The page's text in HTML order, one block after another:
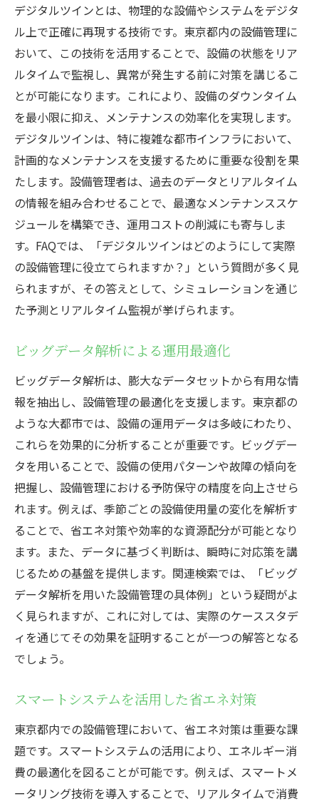
多様なニーズに応えるカスタマイズサービ
ス
変化に対応する組織体制の構築
柔軟な労働時間管理の取り組み
外部環境の変化に応じた戦略見直し
クライアントとの密な連携の実現
プロが教える東京都内の設備管理で押さえるべ
きポイント
効率的な巡回ルートの設定方法
日常メンテナンスの重要性とその手法
緊急時対応マニュアルの整備
資材管理と在庫管理の最適化
定期的な設備点検の運用プロセス
東京都内の設備管理の未来を拓く技術革新
5G技術によるリアルタイムデータ活用
自動化技術がもたらす作業効率の向上
エネルギー管理システムの進化と展望
次世代センサー技術の可能性
サイバーセキュリティ対策の強化
持続可能な設備管理へのアプローチ
東京都の設備管理路線で成果を出すための具体
策
戦略的な設備投資による長期的な効果
プロジェクトマネジメントの実践例
効率的なリソース配分の方法
データドリブンな意思決定の導入
デジタルツインとは、物理的な設備やシステムをデジタ
ル上で正確に再現する技術です。東京都内の設備管理に
おいて、この技術を活用することで、設備の状態をリア
ルタイムで監視し、異常が発生する前に対策を講じるこ
とが可能になります。これにより、設備のダウンタイム
を最小限に抑え、メンテナンスの効率化を実現します。
デジタルツインは、特に複雑な都市インフラにおいて、
計画的なメンテナンスを支援するために重要な役割を果
たします。設備管理者は、過去のデータとリアルタイム
の情報を組み合わせることで、最適なメンテナンススケ
ジュールを構築でき、運用コストの削減にも寄与しま
す。FAQでは、「デジタルツインはどのようにして実際
の設備管理に役立てられますか？」という質問が多く見
られますが、その答えとして、シミュレーションを通じ
た予測とリアルタイム監視が挙げられます。
ビッグデータ解析による運用最適化
ビッグデータ解析は、膨大なデータセットから有用な情
報を抽出し、設備管理の最適化を支援します。東京都の
ような大都市では、設備の運用データは多岐にわたり、
これらを効果的に分析することが重要です。ビッグデー
タを用いることで、設備の使用パターンや故障の傾向を
把握し、設備管理における予防保守の精度を向上させら
れます。例えば、季節ごとの設備使用量の変化を解析す
ることで、省エネ対策や効率的な資源配分が可能となり
ます。また、データに基づく判断は、瞬時に対応策を講
じるための基盤を提供します。関連検索では、「ビッグ
データ解析を用いた設備管理の具体例」という疑問がよ
く見られますが、これに対しては、実際のケーススタデ
ィを通じてその効果を証明することが一つの解答となる
でしょう。
スマートシステムを活用した省エネ対策
東京都内での設備管理において、省エネ対策は重要な課
題です。スマートシステムの活用により、エネルギー消
費の最適化を図ることが可能です。例えば、スマートメ
ータリング技術を導入することで、リアルタイムで消費